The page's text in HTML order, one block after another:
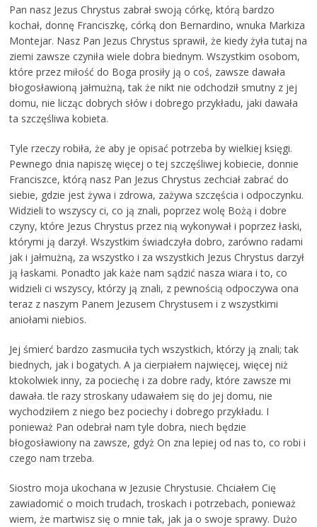
Pan nasz Jezus Chrystus zabrał swoją córkę, którą bardzo
kochał, donnę Franciszkę, córką don Bernardino, wnuka Markiza
Montejar. Nasz Pan Jezus Chrystus sprawił, że kiedy żyła tutaj na
ziemi zawsze czyniła wiele dobra biednym. Wszystkim osobom,
które przez miłość do Boga prosiły ją o coś, zawsze dawała
błogosławioną jałmużną, tak że nikt nie odchodził smutny z jej
domu, nie licząc dobrych słów i dobrego przykładu, jaki dawała
ta szczęśliwa kobieta.
Tyle rzeczy robiła, że aby je opisać potrzeba by wielkiej księgi.
Pewnego dnia napiszę więcej o tej szczęśliwej kobiecie, donnie
Franciszce, którą nasz Pan Jezus Chrystus zechciał zabrać do
siebie, gdzie jest żywa i zdrowa, zażywa szczęścia i odpoczynku.
Widzieli to wszyscy ci, co ją znali, poprzez wolę Bożą i dobre
czyny, które Jezus Chrystus przez nią wykonywał i poprzez łaski,
którymi ją darzył. Wszystkim świadczyła dobro, zarówno radami
jak i jałmużną, za wszystko i za wszystkich Jezus Chrystus darzył
ją łaskami. Ponadto jak każe nam sądzić nasza wiara i to, co
widzieli ci wszyscy, którzy ją znali, z pewnością odpoczywa ona
teraz z naszym Panem Jezusem Chrystusem i z wszystkimi
aniołami niebios.
Jej śmierć bardzo zasmuciła tych wszystkich, którzy ją znali; tak
biednych, jak i bogatych. A ja cierpiałem najwięcej, więcej niż
ktokolwiek inny, za pociechę i za dobre rady, które zawsze mi
dawała. tle razy stroskany udawałem się do jej domu, nie
wychodziłem z niego bez pociechy i dobrego przykładu. I
ponieważ Pan odebrał nam tyle dobra, niech będzie
błogosławiony na zawsze, gdyż On zna lepiej od nas to, co robi i
czego nam trzeba.
Siostro moja ukochana w Jezusie Chrystusie. Chciałem Cię
zawiadomić o moich trudach, troskach i potrzebach, ponieważ
wiem, że martwisz się o mnie tak, jak ja o swoje sprawy. Dużo